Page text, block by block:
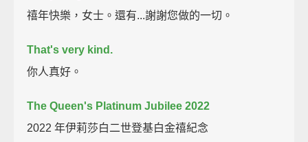
禧年快樂，女士。還有...謝謝您做的一切。
That's very kind.
你人真好。
The Queen's Platinum Jubilee 2022
2022 年伊莉莎白二世登基白金禧紀念